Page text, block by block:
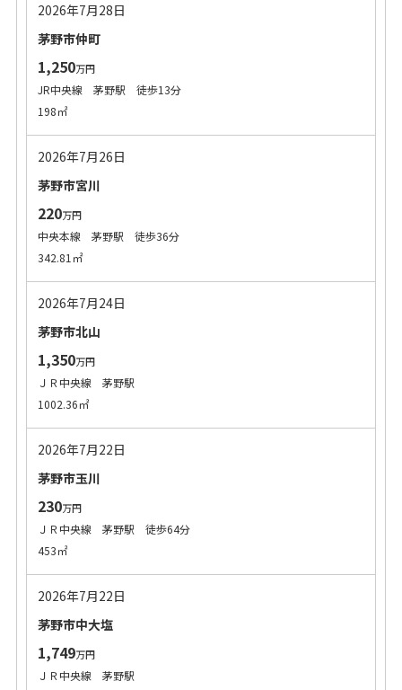
2026年7月28日
茅野市仲町
1,250万円
JR中央線 茅野駅 徒歩13分
198㎡
2026年7月26日
茅野市宮川
220万円
中央本線 茅野駅 徒歩36分
342.81㎡
2026年7月24日
茅野市北山
1,350万円
ＪＲ中央線 茅野駅
1002.36㎡
2026年7月22日
茅野市玉川
230万円
ＪＲ中央線 茅野駅 徒歩64分
453㎡
2026年7月22日
茅野市中大塩
1,749万円
ＪＲ中央線 茅野駅